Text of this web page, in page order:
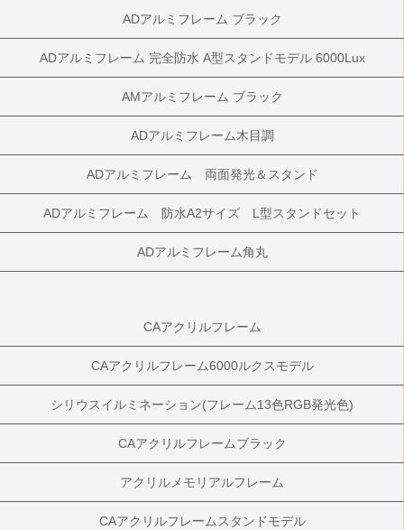
ADアルミフレーム ブラック
ADアルミフレーム 完全防水 A型スタンドモデル 6000Lux
AMアルミフレーム ブラック
ADアルミフレーム木目調
ADアルミフレーム 両面発光＆スタンド
ADアルミフレーム 防水A2サイズ L型スタンドセット
ADアルミフレーム角丸
CAアクリルフレーム
CAアクリルフレーム6000ルクスモデル
シリウスイルミネーション(フレーム13色RGB発光色)
CAアクリルフレームブラック
アクリルメモリアルフレーム
CAアクリルフレームスタンドモデル